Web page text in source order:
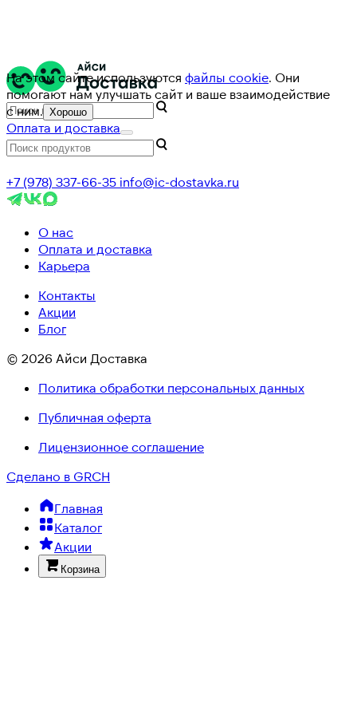
На этом сайте используются файлы cookie. Они
помогают нам улучшать сайт и ваше взаимодействие
с ним. Хорошо
Оплата и доставка
+7 (978) 337-66-35 info@ic-dostavka.ru
О нас
Оплата и доставка
Карьера
Контакты
Акции
Блог
© 2026 Айси Доставка
Политика обработки персональных данных
Публичная оферта
Лицензионное соглашение
Сделано в GRCH
Главная
Каталог
Акции
Корзина